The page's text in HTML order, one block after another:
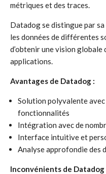
métriques et des traces.
Datadog se distingue par
les données de différentes
d’obtenir une vision
applications.
Avantages de Datadog :
Solution polyvalente avec
fonctionnalités
Intégration avec de
Interface intuitive et
Analyse approfondie des
Inconvénients de Datadog